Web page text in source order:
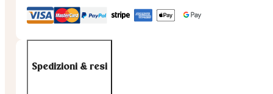
Spedizioni & resi